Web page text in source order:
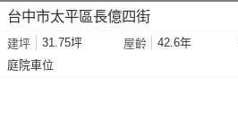
台中市太平區長億四街
建坪 31.75坪 屋齡 42.6年
庭院車位